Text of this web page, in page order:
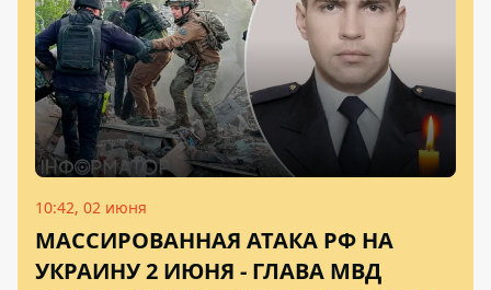
10:42, 02 июня
МАССИРОВАННАЯ АТАКА РФ НА
УКРАИНУ 2 ИЮНЯ - ГЛАВА МВД